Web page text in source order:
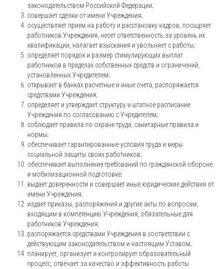
законодательством Российской Федерации;
совершает сделки от имени Учреждения;
осуществляет прием на работу и расстановку кадров, поощряет
работников Учреждения, несет ответственность за уровень их
квалификации, налагает взыскания и увольняет с работы;
определяет порядок и размер стимулирующих выплат
работников в пределах собственных средств и ограничений,
установленных Учредителем;
открывает в банках расчетные и иные счета, распоряжается
средствами Учреждения;
определяет и утверждает структуру и штатное расписание
Учреждения по согласованию с Учредителем;
соблюдает правила по охране труда, санитарные правила и
нормы;
обеспечивает гарантированные условия труда и меры
социальной защиты своих работников;
обеспечивает выполнение требований по гражданской обороне
и мобилизационной подготовке;
выдает доверенности и совершает иные юридические действия от
имени Учреждения;
издает приказы, распоряжения и другие акты по вопросам,
входящим в компетенцию Учреждения, обязательные для
работников Учреждения;
распоряжается средствами Учреждения в соответствии с
действующим законодательством и настоящим Уставом;
планирует, организует и контролирует образовательный
процесс, отвечает за качество и эффективность работы